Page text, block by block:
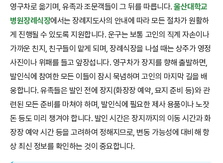
영구차로 옮기며, 유족과 조문객들이 그 뒤를 따릅니다.울산대학교
병원장례식장에서는 장례지도사의 안내에 따라 모든 절차가 원활하
게 진행될 수 있도록 지원합니다. 운구는 보통 고인의 직계 자손이나
가까운 친지, 친구들이 맡게 되며, 장례식장을 나설 때는 상주가 영정
사진이나 위패를 들고 앞장섭니다. 영구차가 장지를 향해 출발하면,
발인식에 참여한 모든 이들이 잠시 묵념하며 고인의 마지막 길을 배
웅합니다. 유족들은 발인 전에 장지(화장장 예약, 묘지 준비 등)와 관
련된 모든 준비를 마쳐야 하며, 발인식에 필요한 제사 용품이나 노잣
돈 등도 미리 챙겨야 합니다. 발인 시간은 장지까지의 이동 시간과 화
장장 예약 시간 등을 고려하여 정해지므로, 변동 가능성에 대비해 항
상 최신 정보를 확인하는 것이 중요합니다.